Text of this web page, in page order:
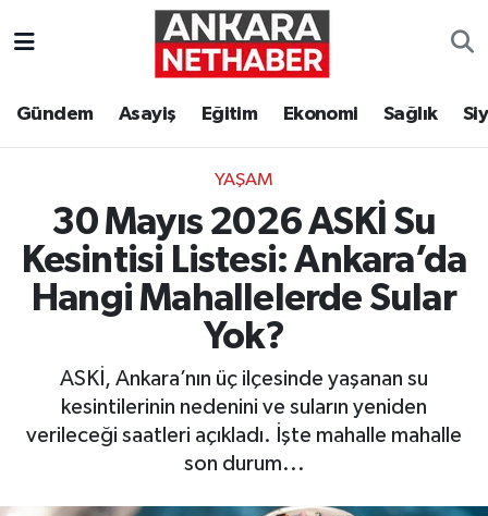
Gündem Asayiş Eğitim Ekonomi Sağlık
YAŞAM
30 Mayıs 2026 ASKİ Su
Kesintisi Listesi: Ankara’da
Hangi Mahallelerde Sular
Yok?
ASKİ, Ankara’nın üç ilçesinde yaşanan su
kesintilerinin nedenini ve suların yeniden
verileceği saatleri açıkladı. İşte mahalle mahalle
son durum...
Ekonomi
Gündem
Resmi İlanlar
Ankara Hava Durumu
Süper Lig Puan Durumu ve Fikstür
Tüm Manşetler
Son Dakika Haberleri